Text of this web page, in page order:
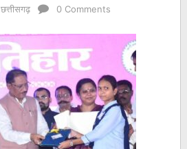
छत्तीसगढ़ 0 Comments